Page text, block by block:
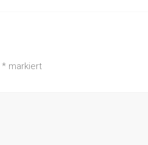
* markiert